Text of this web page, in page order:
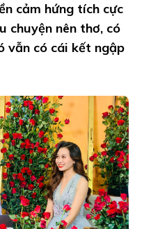
cảm hứng tích cực
chuyện nên thơ, có
vẫn có cái kết ngập